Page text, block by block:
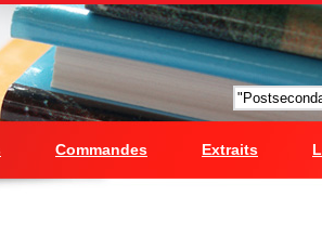
Commandes Extraits